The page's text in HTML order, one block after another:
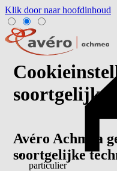
Klik door naar hoofdinhoud
particulier
soortgelijke
Avéro Achmea
soortgelijke